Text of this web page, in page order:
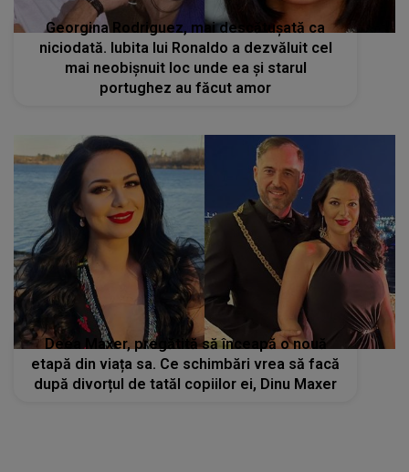
Georgina Rodriguez, mai descătușată ca
niciodată. Iubita lui Ronaldo a dezvăluit cel
mai neobișnuit loc unde ea și starul
portughez au făcut amor
Deea Maxer, pregătită să înceapă o nouă
etapă din viața sa. Ce schimbări vrea să facă
după divorțul de tatăl copiilor ei, Dinu Maxer